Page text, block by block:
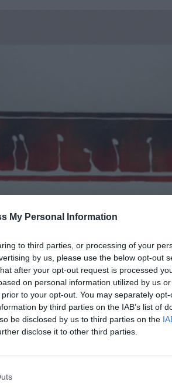
My Personal Information
to third parties, or processing of your
by us, please use the below opt-out
after your opt-out request is processed
on personal information utilized by us
to your opt-out. You may separately
by third parties on the IAB’s list of
be disclosed by us to third parties on the
disclose it to other third parties.
/ ΚΡΙΤΙΚΕΣ - REVIEWS
Υπό…κρίση και 1ο
Off off Athens Festival
15 Ιουνίου, στα μέσα του πρώτου